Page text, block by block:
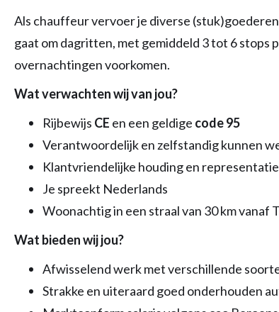
Als chauffeur vervoer je diverse
gaat om dagritten, met gemiddeld 3 tot 6 stops
overnachtingen voorkomen.
Wat verwachten wij van jou?
Rijbewijs CE en een geldige code 95
Verantwoordelijk en zelfstandig kunnen
Klantvriendelijke houding en
Je spreekt Nederlands
Woonachtig in een straal van 30 km vanaf
Wat bieden wij jou?
Afwisselend werk met verschillende
Strakke en uiteraard goed onderhouden